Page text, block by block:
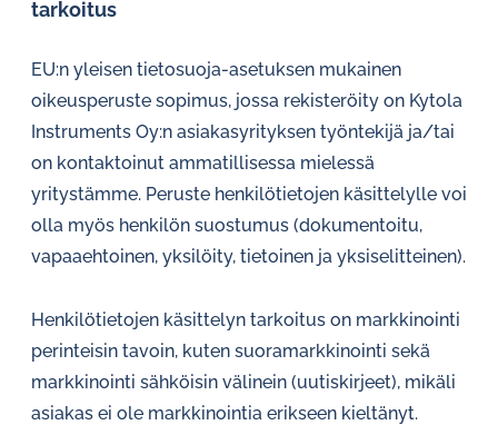
tarkoitus
EU:n yleisen tietosuoja-asetuksen mukainen
oikeusperuste sopimus, jossa rekisteröity on Kytola
Instruments Oy:n asiakasyrityksen työntekijä ja/tai
on kontaktoinut ammatillisessa mielessä
yritystämme. Peruste henkilötietojen käsittelylle voi
olla myös henkilön suostumus (dokumentoitu,
vapaaehtoinen, yksilöity, tietoinen ja yksiselitteinen).
Henkilötietojen käsittelyn tarkoitus on markkinointi
perinteisin tavoin, kuten suoramarkkinointi sekä
markkinointi sähköisin välinein (uutiskirjeet), mikäli
asiakas ei ole markkinointia erikseen kieltänyt.